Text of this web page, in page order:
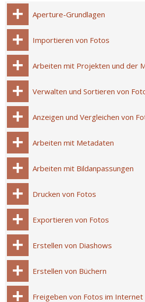
Aperture-Grundlagen
Importieren von Fotos
Arbeiten mit Projekten und der
Verwalten und Sortieren von
Anzeigen und Vergleichen von
Arbeiten mit Metadaten
Arbeiten mit Bildanpassungen
Drucken von Fotos
Exportieren von Fotos
Erstellen von Diashows
Erstellen von Büchern
Freigeben von Fotos im Internet